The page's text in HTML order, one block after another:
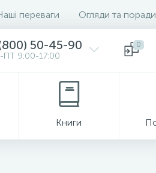
переваги Огляди та поради
50-45-90
ПТ 9:00-17:00
0
Книги